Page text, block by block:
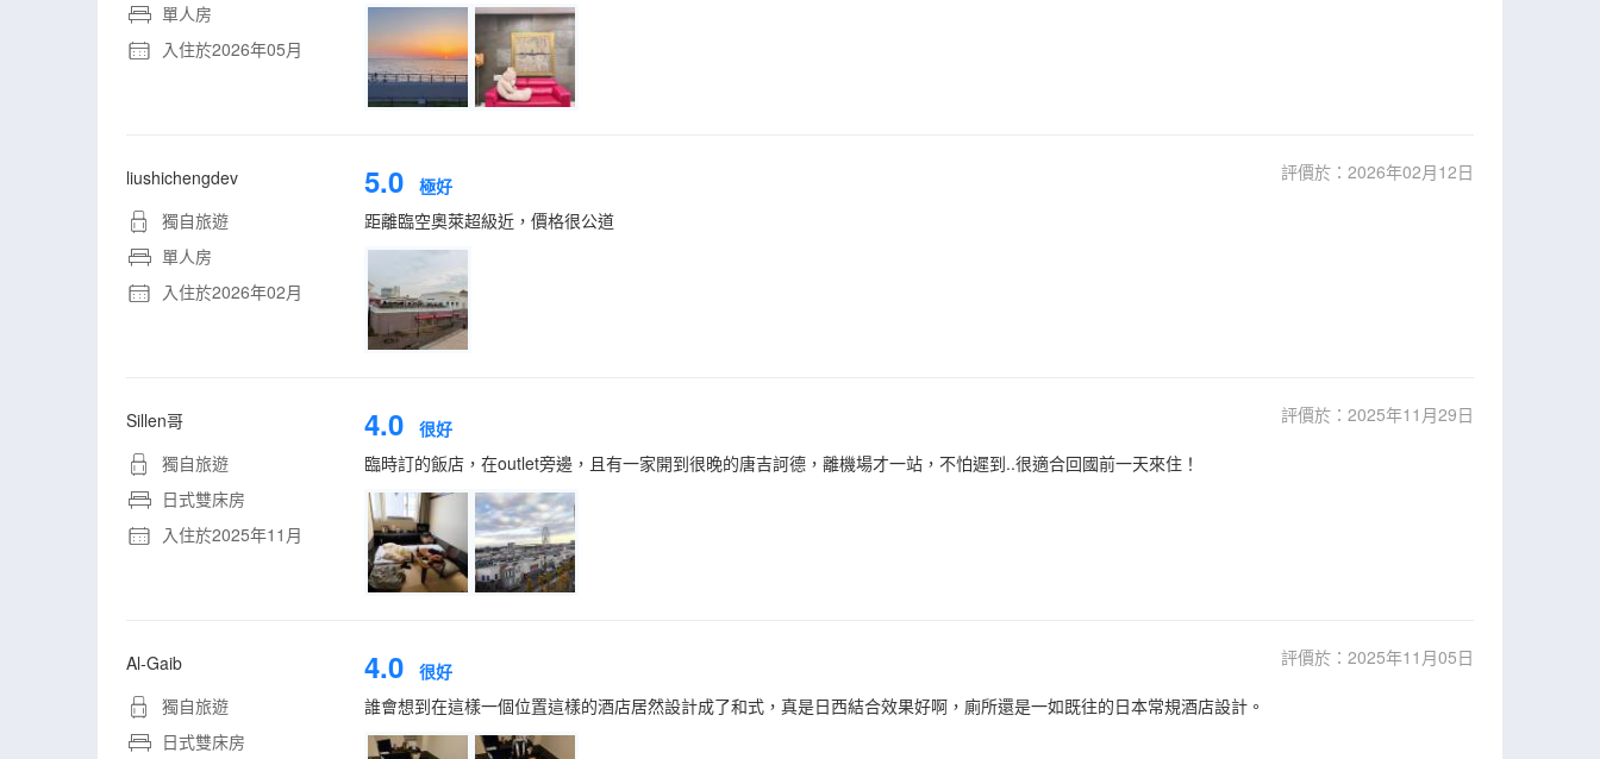
單人房
入住於2026年05月
liushichengdev
獨自旅遊
單人房
入住於2026年02月
5.0 極好
評價於：2026年02月12日
距離臨空奧萊超級近，價格很公道
Sillen哥
獨自旅遊
日式雙床房
入住於2025年11月
4.0 很好
評價於：2025年11月29日
臨時訂的飯店，在outlet旁邊，且有一家開到很晚的唐吉訶德，離機場才一站，不怕遲到..很適合回國前一天來住！
Al-Gaib
獨自旅遊
日式雙床房
4.0 很好
評價於：2025年11月05日
誰會想到在這樣一個位置這樣的酒店居然設計成了和式，真是日西結合效果好啊，廁所還是一如既往的日本常規酒店設計。